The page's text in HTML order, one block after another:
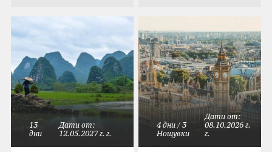
13
дни
Дати от:
12.05.2027 г. г.
4 дни / 3
Нощувки
Дати от:
08.10.2026 г.
г.